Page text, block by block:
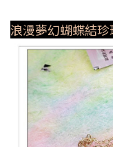
浪漫夢幻蝴蝶結